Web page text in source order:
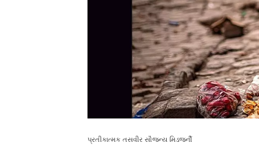
પ્રતીકાત્મક તસવીર સૌજન્ય મિડજર્ની